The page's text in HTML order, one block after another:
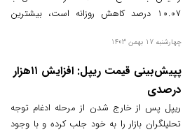
۱۰.۰۷ درصد کاهش روزانه است، بیشترین
چهارشنبه 17 بهمن 1403
پپیش‌بینی قیمت ریپل: افزایش ۱۱هزار
درصدی
ریپل پس از خارج شدن از مرحله ادغام توجه
تحلیلگران بازار را به خود جلب کرده و با وجود